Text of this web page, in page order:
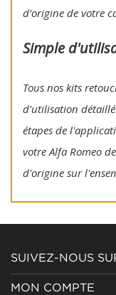
d’origine de votre
Simple
Tous nos kits
d'utilisation
étapes de
votre Alfa Romeo
d'origine sur
SUIVEZ-NOUS
MON COMPTE